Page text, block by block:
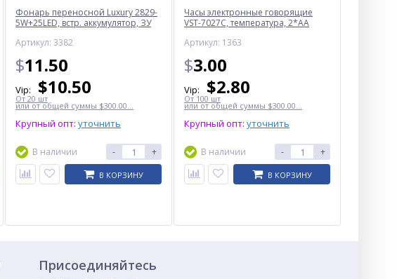
Фонарь переносной Luxury 2829-
5W+25LED, встр. аккумулятор, ЗУ
Артикул: 3382
$11.50
Vip: $10.50
От 20 шт
или от общей суммы $300.00...
Крупный опт: уточнить
В наличии - +
В КОРЗИНУ
Часы электронные говорящие
VST-7027С, температура, 2*AA
Артикул: 1363
$3.00
Vip: $2.80
От 100 шт
или от общей суммы $300.00...
Крупный опт: уточнить
В наличии - +
В КОРЗИНУ
Присоединяйтесь